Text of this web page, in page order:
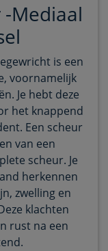
Mediaal
is een
voornamelijk
Je hebt deze
het knappend
Een scheur
van een
scheur. Je
herkennen
zwelling en
klachten
rust na een